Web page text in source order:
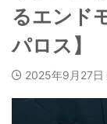
るエンド
パロス】
2025年9月27日